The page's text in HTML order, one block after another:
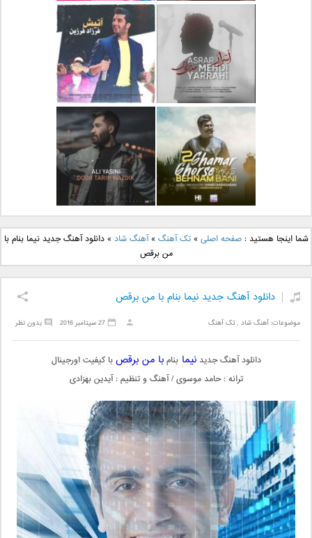
دانلود آهنگ جدید رضا
بهرام بنام نگار
دانلود آهنگ جدید علی
لهراسبی بنام صورت
دانلود آهنگ جدید مهدی
یراحی بنام اسرار
دانلود آهنگ جدید فرزاد
فرزین بنام آتیش
دانلود آهنگ جدید بهنام
بانی بنام قرص قمر 2
دانلود آهنگ جدید علی
یاسینی بنام دورترین نزدیک
شما اینجا هستید :صفحه اصلی »تک آهنگ »آهنگ شاد »دانلود آهنگ جدید نیما بنام با
من برقص
دانلود آهنگ جدید نیما بنام با من برقص
موضوعات:آهنگ شاد ,تک آهنگ بدون نظر 27 سپتامبر 2016
دانلود آهنگ جدیدنیمابنامبا من برقصبا کیفیت اورجینال
ترانه : حامد موسوی / آهنگ و تنظیم : آیدین بهزادی